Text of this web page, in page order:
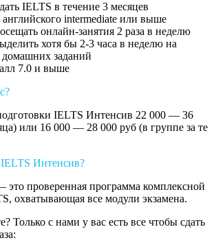
IELTS в течение 3 месяцев
intermediate или выше
онлайн-занятия 2 раза в неделю
хотя бы 2-3 часа в неделю на
заданий
7.0 и выше
IELTS Интенсив 22 000 — 36
или 16 000 — 28 000 руб (в группе за те
Интенсив?
проверенная программа комплексной
охватывающая все модули экзамена.
Только с нами у вас есть все чтобы сдать